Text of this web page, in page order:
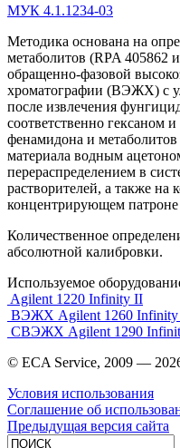
МУК 4.1.1234-03
Методика основана на
метаболитов (RPA 405862
обращенно-фазовой
хроматографии (ВЭЖХ) с
после извлечения
соответственно гексаном
фенамидона и
материала водным
перераспределением в
растворителей, а также
концентрирующем
Количественное
абсолютной калибровки.
Используемое
Agilent 1220 Infinity II
ВЭЖХ Agilent 1260
СВЭЖХ Agilent 1290
© ECA Service, 2009 —
Условия использования
Соглашение об
Предыдущая версия сайта